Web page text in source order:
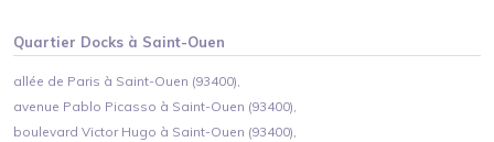
Quartier Docks à Saint-Ouen
allée de Paris à Saint-Ouen (93400),
avenue Pablo Picasso à Saint-Ouen (93400),
boulevard Victor Hugo à Saint-Ouen (93400),